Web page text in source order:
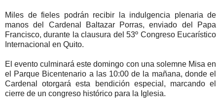
Miles de fieles podrán recibir la indulgencia plenaria de
manos del Cardenal Baltazar Porras, enviado del Papa
Francisco, durante la clausura del 53º Congreso Eucarístico
Internacional en Quito.
El evento culminará este domingo con una solemne Misa en
el Parque Bicentenario a las 10:00 de la mañana, donde el
Cardenal otorgará esta bendición especial, marcando el
cierre de un congreso histórico para la Iglesia.